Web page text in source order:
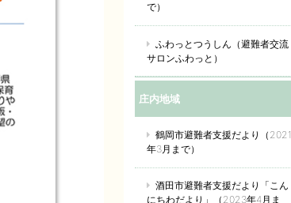
で）
ふわっとつうしん（避難者交流
サロンふわっと）
庄内地域
鶴岡市避難者支援だより（2021
年3月まで）
酒田市避難者支援だより「こん
にちわだより」（2023年4月ま